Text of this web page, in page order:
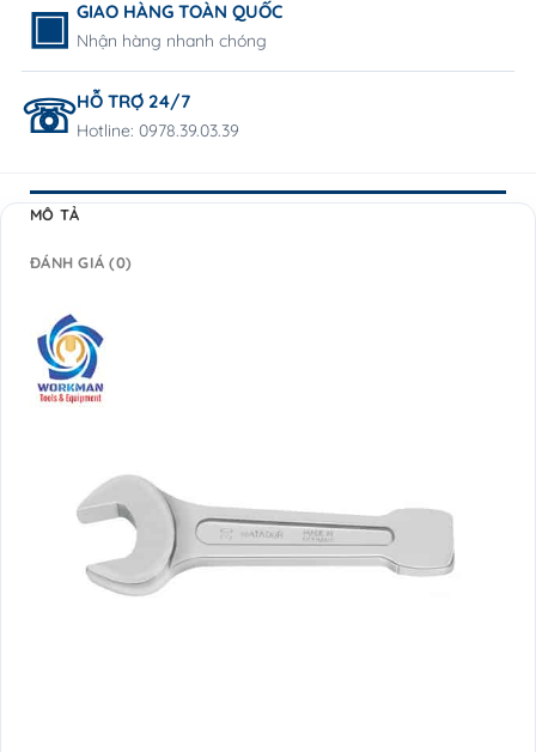
GIAO HÀNG TOÀN QUỐC
Nhận hàng nhanh chóng
HỖ TRỢ 24/7
Hotline: 0978.39.03.39
MÔ TẢ
ĐÁNH GIÁ (0)